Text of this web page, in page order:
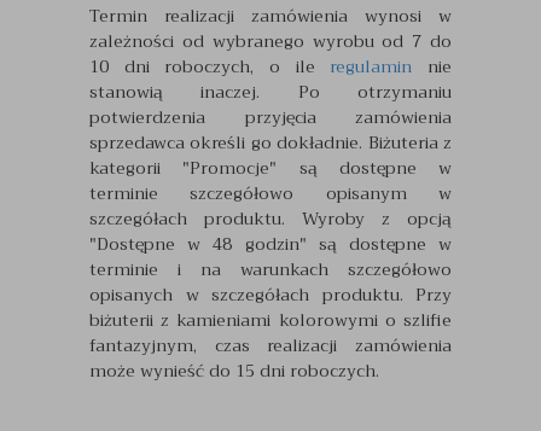
Termin realizacji zamówienia wynosi w
zależności od wybranego wyrobu od 7 do
10 dni roboczych, o ile regulamin nie
stanowią inaczej. Po otrzymaniu
potwierdzenia przyjęcia zamówienia
sprzedawca określi go dokładnie. Biżuteria z
kategorii "Promocje" są dostępne w
terminie szczegółowo opisanym w
szczegółach produktu. Wyroby z opcją
"Dostępne w 48 godzin" są dostępne w
terminie i na warunkach szczegółowo
opisanych w szczegółach produktu. Przy
biżuterii z kamieniami kolorowymi o szlifie
fantazyjnym, czas realizacji zamówienia
może wynieść do 15 dni roboczych.